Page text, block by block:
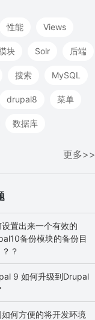
性能 Views
块 Solr 后端
搜索 MySQL
drupal8 菜单
数据库
更多>>
置出来一个有效的
备份模块的备份目
？
9 如何升级到Drupal
何方便的将开发环境